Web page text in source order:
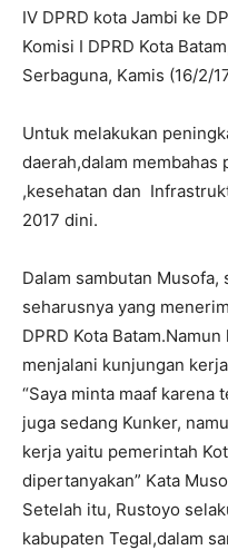
IV DPRD kota Jambi ke
Komisi I DPRD Kota
Serbaguna, Kamis (16/2/
Untuk melakukan
daerah,dalam membahas
,kesehatan dan
2017 dini.
Dalam sambutan Musofa,
seharusnya yang
DPRD Kota
menjalani kunjungan
“Saya minta maaf karena
juga sedang Kunker,
kerja yaitu pemerintah
dipertanyakan” Kata
Setelah itu, Rustoyo
kabupaten Tegal,dalam